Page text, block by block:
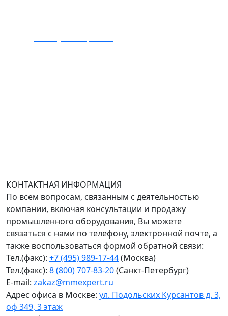
КОНТАКТНАЯ ИНФОРМАЦИЯ
По всем вопросам, связанным с деятельностью
компании, включая консультации и продажу
промышленного оборудования, Вы можете
связаться с нами по телефону, электронной почте, а
также воспользоваться формой обратной связи:
Тел.(факс): +7 (495) 989-17-44(Москва)
Тел.(факс): 8 (800) 707-83-20(Санкт-Петербург)
E-mail: zakaz@mmexpert.ru
Адрес офиса в Москве: ул. Подольских Курсантов д. 3,
оф 349, 3 этаж